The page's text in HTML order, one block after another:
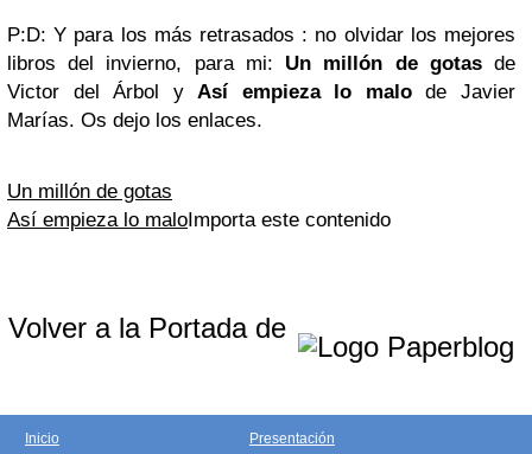
P:D: Y para los más retrasados : no olvidar los mejores
libros del invierno, para mi: Un millón de gotasde
Victor del Árbol yAsí empieza lo malode Javier
Marías. Os dejo los enlaces.
Un millón de gotas
Así empieza lo maloImporta este contenido
Volver a la Portada de
Inicio
Presentación